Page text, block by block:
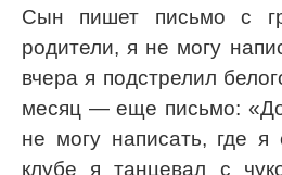
Сын пишет письмо с
родители, я не могу
вчера я подстрелил
месяц — еще письмо:
не могу написать, где
клубе я танцевал с